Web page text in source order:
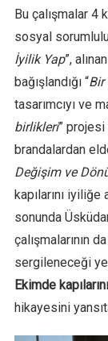
Bu çalışmalar 4
sosyal
İyilik Yap”,
bağışlandığı “Bir
tasarımcıyı ve
birlikleri”
brandalardan
Değişim ve
kapılarını iyiliğe
sonunda
çalışmalarının
sergileneceği
Ekimde
hikayesini